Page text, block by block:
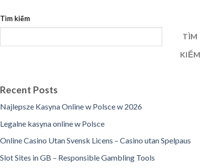
Tìm kiếm
TÌM
KIẾM
Recent Posts
Najlepsze Kasyna Online w Polsce w 2026
Legalne kasyna online w Polsce
Online Casino Utan Svensk Licens – Casino utan Spelpaus
Slot Sites in GB – Responsible Gambling Tools